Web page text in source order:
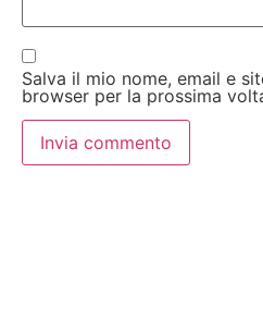
Salva il mio nome, email e
browser per la prossima